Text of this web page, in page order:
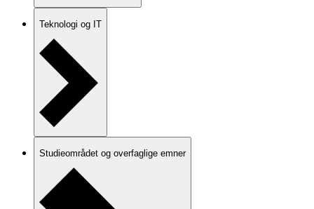
Teknologi og IT
Studieområdet og overfaglige emner